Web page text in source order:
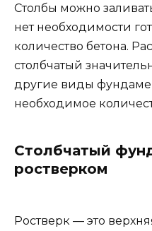
Столбы можно
нет необходимости
количество бетона.
столбчатый
другие виды
необходимое
Столбчатый
ростверком
Ростверк — это